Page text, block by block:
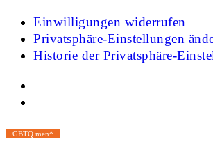
Einwilligungen widerrufen
Privatsphäre-Einstellungen
Historie der Privatsphäre-
GBTQ men*